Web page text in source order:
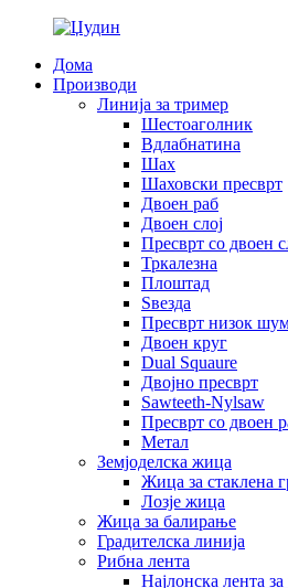
Дома
Производи
Линија за тример
Шестоаголник
Вдлабнатина
Шах
Шаховски пресврт
Двоен раб
Двоен слој
Пресврт со двоен
Тркалезна
Плоштад
Ѕвезда
Пресврт низок
Двоен круг
Dual Squaure
Двојно пресврт
Sawteeth-Nylsaw
Пресврт со двоен
Метал
Земјоделска жица
Жица за стаклена
Лозје жица
Жица за балирање
Градителска линија
Рибна лента
Најлонска лента